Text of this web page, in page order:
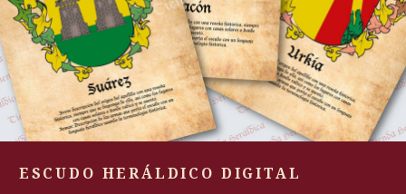
ESCUDO HERÁLDICO DIGITAL